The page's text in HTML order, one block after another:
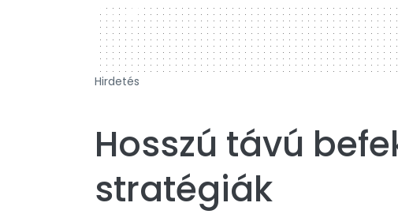
728 x 90
Hirdetés
Hosszú távú
stratégiák